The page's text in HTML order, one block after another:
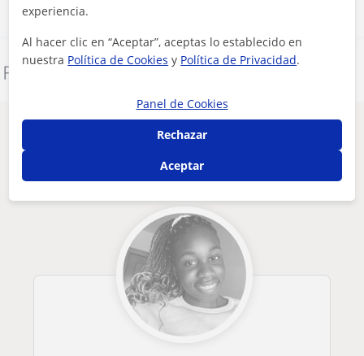
Denunciar este perfil
Otros profesores de Inglés en
Fuenlabrada que pueden interesarte
experiencia.
Al hacer clic en “Aceptar”, aceptas lo establecido en
nuestra Política de Cookies y Política de Privacidad.
Panel de Cookies
Rechazar
Aceptar